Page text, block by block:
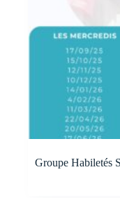
Groupe Habiletés